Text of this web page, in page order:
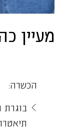
מעיין
הכשרה:
בוגרת